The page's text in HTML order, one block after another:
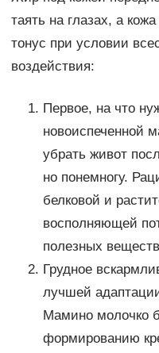
таять на глазах, а
тонус при условии
воздействия:
Первое, на что
новоиспеченной
убрать живот
но понемногу.
белковой и
восполняющей
полезных
Грудное
лучшей
Мамино молочко
формированию